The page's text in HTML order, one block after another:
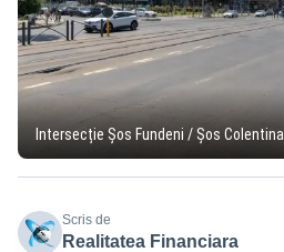
Intersecție Șos Fundeni / Șos Colentina
Scris de
Realitatea Financiara